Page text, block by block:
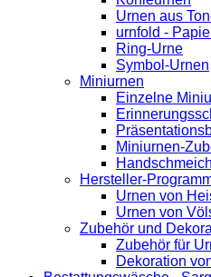
Urnen aus
urnfold -
Ring-Urne
Symbol-Urnen
Miniurnen
Einzelne
Miniurnen-
Hersteller-
Urnen von
Urnen von
Zubehör und
Zubehör für
Dekoration